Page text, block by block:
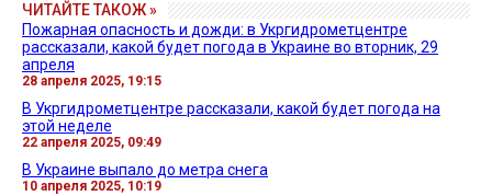
ЧИТАЙТЕ ТАКОЖ »
Пожарная опасность и дожди: в Укргидрометцентре
рассказали, какой будет погода в Украине во вторник, 29
апреля
28 апреля 2025, 19:15
В Укргидрометцентре рассказали, какой будет погода на
этой неделе
22 апреля 2025, 09:49
В Украине выпало до метра снега
10 апреля 2025, 10:19